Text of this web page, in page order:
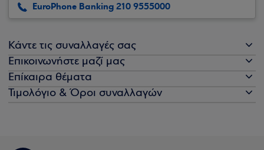
EuroPhone Banking 210 9555000
Κάντε τις συναλλαγές σας
Επικοινωνήστε μαζί μας
Επίκαιρα θέματα
Τιμολόγιο & Όροι συναλλαγών